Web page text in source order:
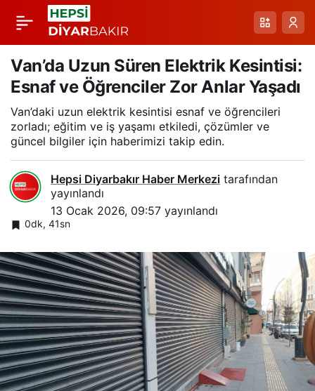
Van’da Uzun Süren Elektrik Kesintisi:
Esnaf ve Öğrenciler Zor Anlar Yaşadı
Van’daki uzun elektrik kesintisi esnaf ve öğrencileri
zorladı; eğitim ve iş yaşamı etkiledi, çözümler ve
güncel bilgiler için haberimizi takip edin.
Hepsi Diyarbakır Haber Merkezi tarafından
yayınlandı
13 Ocak 2026, 09:57 yayınlandı
0dk, 41sn
Kışın Zirvesinde
Güvenlik: Atlı
Jandarma Timinin
Soğuk Haftaları
Paylaş